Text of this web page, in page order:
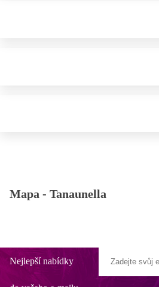
Mapa - Tanaunella
Nejlepší nabídky